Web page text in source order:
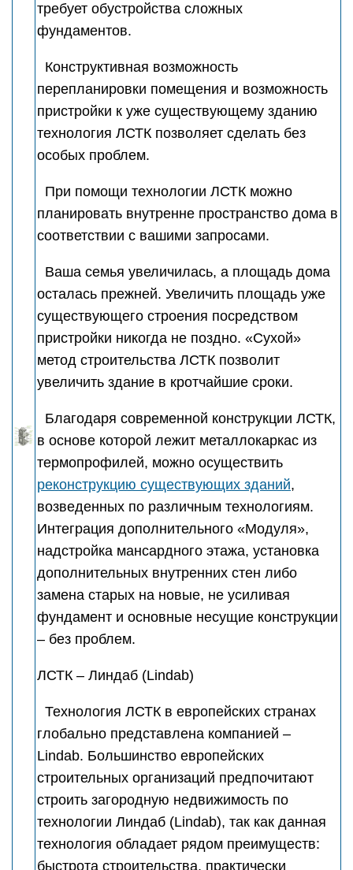
требует обустройства сложных
фундаментов.
Конструктивная возможность
перепланировки помещения и возможность
пристройки к уже существующему зданию
технология ЛСТК позволяет сделать без
особых проблем.
При помощи технологии ЛСТК можно
планировать внутренне пространство дома в
соответствии с вашими запросами.
Ваша семья увеличилась, а площадь дома
осталась прежней. Увеличить площадь уже
существующего строения посредством
пристройки никогда не поздно. «Сухой»
метод строительства ЛСТК позволит
увеличить здание в кротчайшие сроки.
Благодаря современной конструкции ЛСТК,
в основе которой лежит металлокаркас из
термопрофилей, можно осуществить
реконструкцию существующих зданий,
возведенных по различным технологиям.
Интеграция дополнительного «Модуля»,
надстройка мансардного этажа, установка
дополнительных внутренних стен либо
замена старых на новые, не усиливая
фундамент и основные несущие конструкции
– без проблем.
ЛСТК – Линдаб (Lindab)
Технология ЛСТК в европейских странах
глобально представлена компанией –
Lindab. Большинство европейских
строительных организаций предпочитают
строить загородную недвижимость по
технологии Линдаб (Lindab), так как данная
технология обладает рядом преимуществ:
быстрота строительства, практически